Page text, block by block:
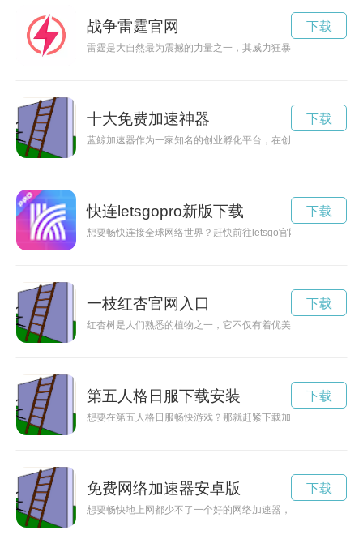
战争雷霆官网
雷霆是大自然最为震撼的力量之一，其威力狂暴，让人无法抗拒
下载
十大免费加速神器
蓝鲸加速器作为一家知名的创业孵化平台，在创新创业领域有
下载
快连letsgopro新版下载
想要畅快连接全球网络世界？赶快前往letsgo官网下载最新版本
下载
一枝红杏官网入口
红杏树是人们熟悉的植物之一，它不仅有着优美的外表，还能
下载
第五人格日服下载安装
想要在第五人格日服畅快游戏？那就赶紧下载加速器吧！让你
下载
免费网络加速器安卓版
想要畅快地上网都少不了一个好的网络加速器，现在有免费永
下载